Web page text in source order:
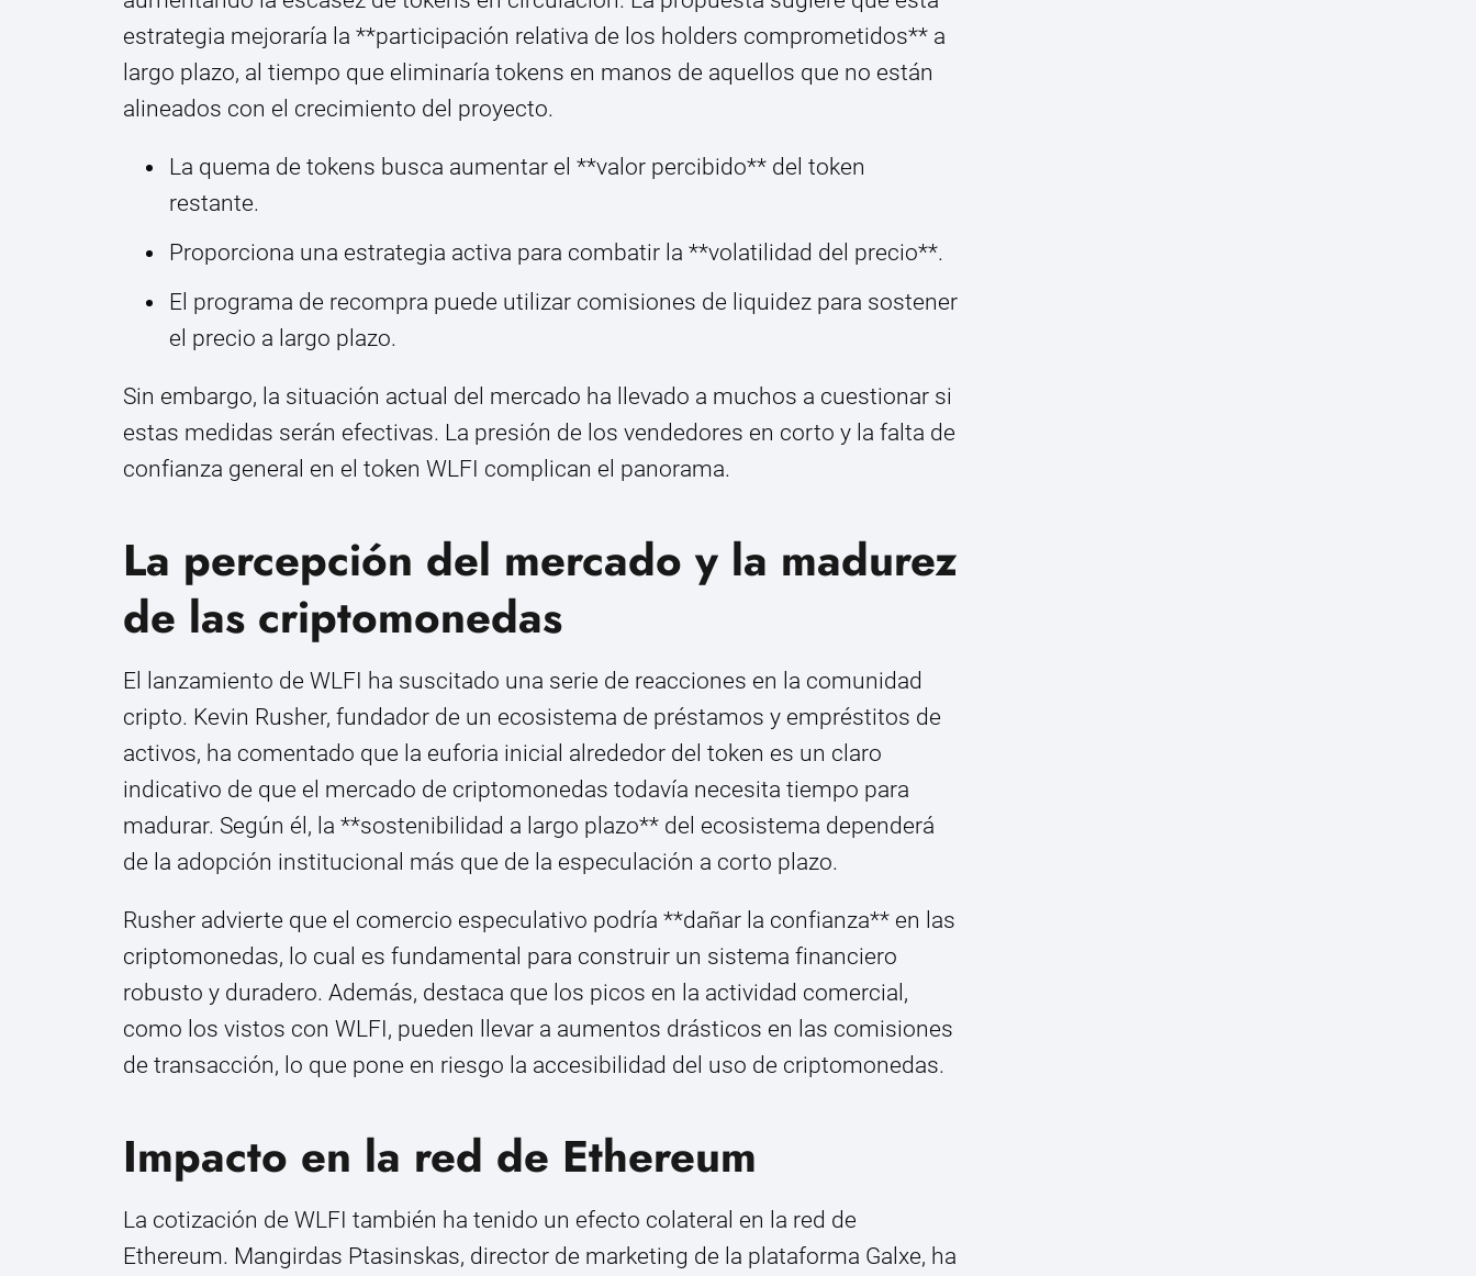
estrategia mejoraría la **participación relativa de los holders comprometidos** a
largo plazo, al tiempo que eliminaría tokens en manos de aquellos que no están
alineados con el crecimiento del proyecto.
La quema de tokens busca aumentar el **valor percibido** del token
restante.
Proporciona una estrategia activa para combatir la **volatilidad del precio**.
El programa de recompra puede utilizar comisiones de liquidez para sostener
el precio a largo plazo.
Sin embargo, la situación actual del mercado ha llevado a muchos a cuestionar si
estas medidas serán efectivas. La presión de los vendedores en corto y la falta de
confianza general en el token WLFI complican el panorama.
La percepción del mercado y la madurez
de las criptomonedas
El lanzamiento de WLFI ha suscitado una serie de reacciones en la comunidad
cripto. Kevin Rusher, fundador de un ecosistema de préstamos y empréstitos de
activos, ha comentado que la euforia inicial alrededor del token es un claro
indicativo de que el mercado de criptomonedas todavía necesita tiempo para
madurar. Según él, la **sostenibilidad a largo plazo** del ecosistema dependerá
de la adopción institucional más que de la especulación a corto plazo.
Rusher advierte que el comercio especulativo podría **dañar la confianza** en las
criptomonedas, lo cual es fundamental para construir un sistema financiero
robusto y duradero. Además, destaca que los picos en la actividad comercial,
como los vistos con WLFI, pueden llevar a aumentos drásticos en las comisiones
de transacción, lo que pone en riesgo la accesibilidad del uso de criptomonedas.
Impacto en la red de Ethereum
La cotización de WLFI también ha tenido un efecto colateral en la red de
Ethereum. Mangirdas Ptasinskas, director de marketing de la plataforma Galxe, ha